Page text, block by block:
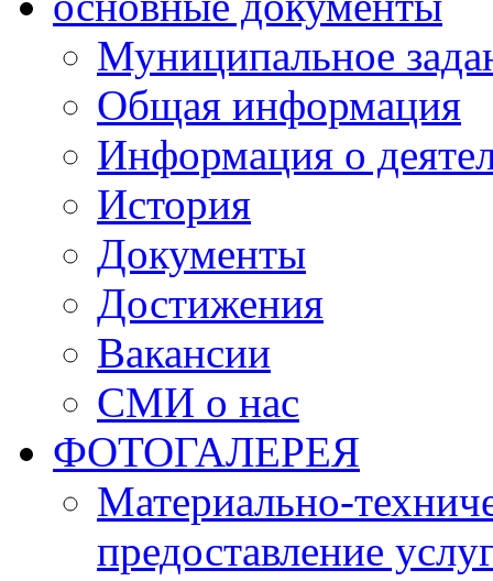
Муниципальное
Общая информация
Информация о
История
Документы
Достижения
Вакансии
СМИ о нас
ФОТОГАЛЕРЕЯ
Материально-
предоставление